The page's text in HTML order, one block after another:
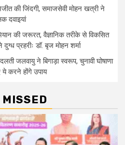
की जिंदगी, समाजसेवी मोहन खत्री ने
दवाइयां
की जरूरत, वैज्ञानिक तरीके से विकसित
प्रहरीः डॉ. बृज मोहन शर्मा
जलवायु ने बिगाड़ा स्वरूप, चुनावी घोषाणा
ये करने होंगे उपाय
MISSED